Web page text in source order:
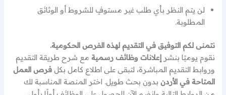
لن يتم النظر بأي طلب غير مستوفٍ للشروط أو الوثائق
المطلوبة.
نتمنى لكم التوفيق في التقديم لهذه الفرص الحكومية.
نقوم يوميًا بنشرإعلانات وظائف رسمية مع شرح طريقة التقديم
وروابط التقديم المباشرة، لتبقى على اطلاع كامل بكلفرص العمل
المتاحة في الأردن بدون بحث طويل. اختر المنصة المناسبة لك